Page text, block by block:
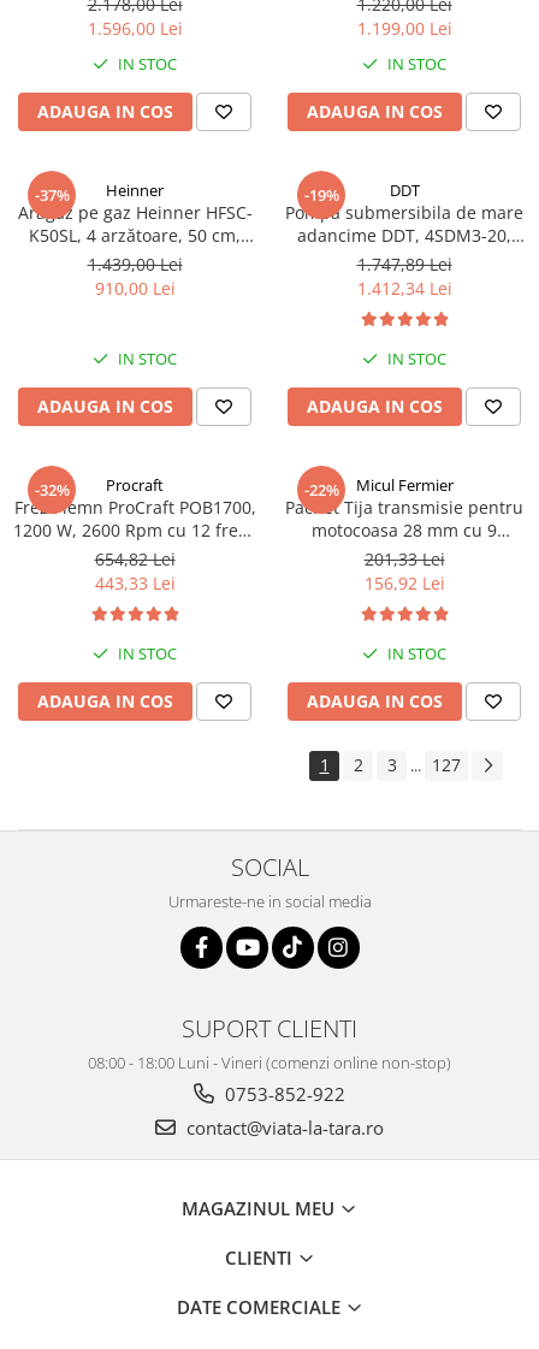
Compresor Inverter, Clasa E,
Uși Reversibile, Aspect Inox
1.596,00 Lei
IN STOC
ADAUGA IN COS
Frigider/Congelator,
Compresor Inverter, Clasa
Energetica E, 2 Cosuri, Lumina
LED, Alb
1.199,00 Lei
IN STOC
ADAUGA IN COS
-37% Heinner
Aragaz pe gaz Heinner HFSC-
K50SL, 4 arzătoare, 50 cm,
Duze GPL incluse​​​​​​​, Dispozitiv
de siguranță plită și cuptor,
Capac metalic, Argintiu
1.439,00 Lei
910,00 Lei
IN STOC
ADAUGA IN COS
-19% DDT
Pompa submersibila de mare
adancime DDT, 4SDM3-20,
refulare la 250 m, debit 12
m³/h, putere 2500 W, 20
turbine, Inox, 30 m cablu
1.747,89 Lei
1.412,34 Lei
IN STOC
ADAUGA IN COS
-32% Procraft
Freza lemn ProCraft POB1700,
1200 W, 2600 Rpm cu 12 freze
pentru lemn incluse in pachet
654,82 Lei
443,33 Lei
IN STOC
ADAUGA IN COS
-22% Micul Fermier
Pachet Tija transmisie pentru
motocoasa 28 mm cu 9
caneluri+Angrenaj unghiular,
9 caneluri cu 28 mm+Cap
superior
201,33 Lei
156,92 Lei
IN STOC
ADAUGA IN COS
1 2 3 ... 127
SOCIAL
Urmareste-ne in social media
SUPORT CLIENTI
08:00 - 18:00 Luni - Vineri (comenzi online non-stop)
0753-852-922
contact@viata-la-tara.ro
MAGAZINUL MEU
CLIENTI
DATE COMERCIALE